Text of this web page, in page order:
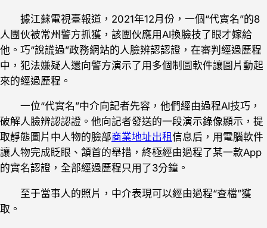
據江蘇電視臺報道，2021年12月份，一個“代實名”的8
人團伙被常州警方抓獲，該團伙應用AI換臉技了眼才嫁給
他。巧“說謊過”政務網站的人臉辨認認證，在審判經過歷程
中，犯法嫌疑人還向警方演示了用多個制圖軟件讓圖片動起
來的經過歷程。
一位“代實名”中介向記者先容，他們經由過程AI技巧，
破解人臉辨認認證。他向記者發送的一段演示錄像顯示，提
取靜態圖片中人物的臉部商業地址出租信息后，用電腦軟件
讓人物完成眨眼、頷首的舉措，終極經由過程了某一款App
的實名認證，全部經過歷程只用了3分鐘。
至于當事人的照片，中介表現可以經由過程“查檔”獲
取。